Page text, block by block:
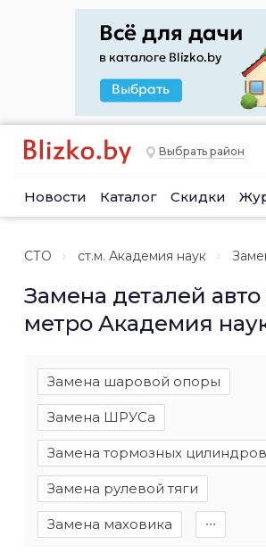
Выбрать район
Новости Каталог Скидки
СТО ст.м. Академия наук
Замена деталей авто
метро Академия
Замена шаровой опоры
Замена ШРУСа
Замена тормозных цилиндров
Замена рулевой тяги
Замена маховика ∙∙∙